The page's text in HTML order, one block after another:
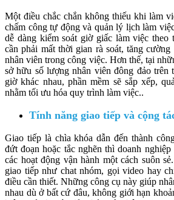
Một điều chắc chắn không thiếu khi làm
chấm công tự động và quản lý lịch làm
dễ dàng kiểm soát giờ giấc làm việc theo
cần phải mất thời gian rà soát, tăng
nhân viên trong công việc. Hơn thế, tại
sở hữu số lượng nhân viên đông đảo trên
giờ khác nhau, phần mềm sẽ sắp xếp,
nhằm tối ưu hóa quy trình làm việc..
Tính năng giao tiếp và cộng
Giao tiếp là chìa khóa dẫn đến thành
đứt đoạn hoặc tắc nghẽn thì doanh
các hoạt động vận hành một cách suôn
giao tiếp như chat nhóm, gọi video hay
điều cần thiết. Những công cụ này giúp
nhau dù ở bất cứ đâu, không giới hạn